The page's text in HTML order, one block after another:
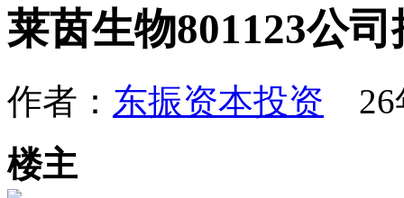
莱茵生物801123公
作者： 东振资本投资 26
楼主